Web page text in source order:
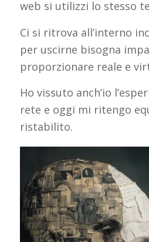
web si utilizzi lo stesso
Ci si ritrova all’interno
per uscirne bisogna
proporzionare reale e
Ho vissuto anch’io
rete e oggi mi ritengo
ristabilito.